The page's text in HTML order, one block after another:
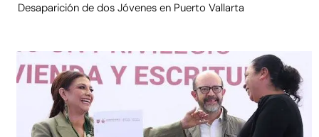
Desaparición de dos Jóvenes en Puerto Vallarta